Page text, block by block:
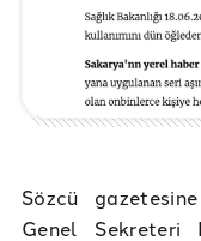
Sözcü
Genel Sekreteri